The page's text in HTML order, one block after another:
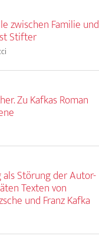
zwischen Familie und
Stifter
Zu Kafkas Roman
als Störung der Autor-
Texten von
und Franz Kafka